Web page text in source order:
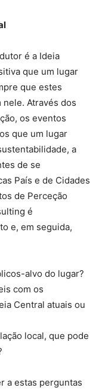
é a Ideia
que um lugar
que estes
Através dos
os eventos
que um lugar
a
de se
País e de Cidades
de Perceção
é
e, em seguida,
alvo do lugar?
com os
Central atuais ou
local, que pode
a estas perguntas